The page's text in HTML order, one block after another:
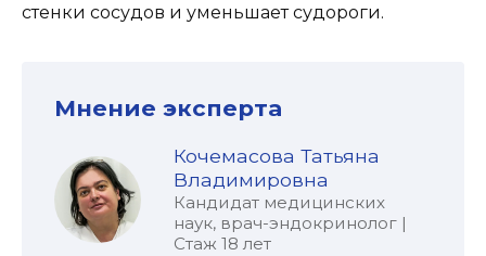
стенки сосудов и уменьшает судороги.
Мнение эксперта
Кочемасова Татьяна
Владимировна
Кандидат медицинских
наук, врач-эндокринолог |
Стаж 18 лет